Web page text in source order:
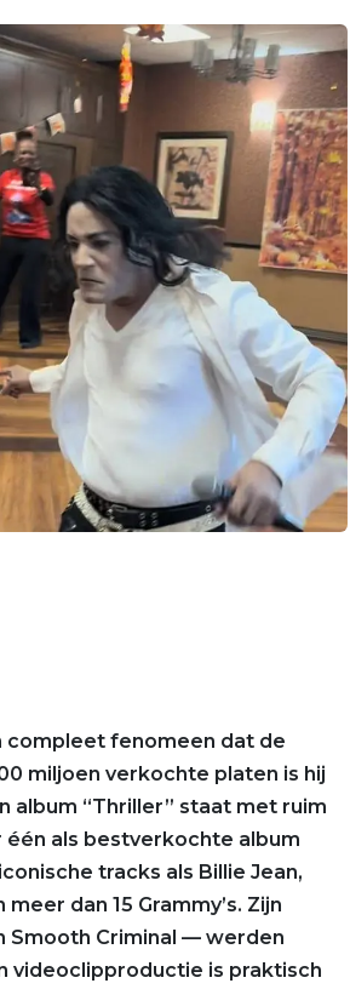
compleet fenomeen dat de
miljoen verkochte platen is hij
album “Thriller” staat met ruim
als bestverkochte album
tracks als Billie Jean,
dan 15 Grammy’s. Zijn
Smooth Criminal — werden
videoclipproductie is praktisch